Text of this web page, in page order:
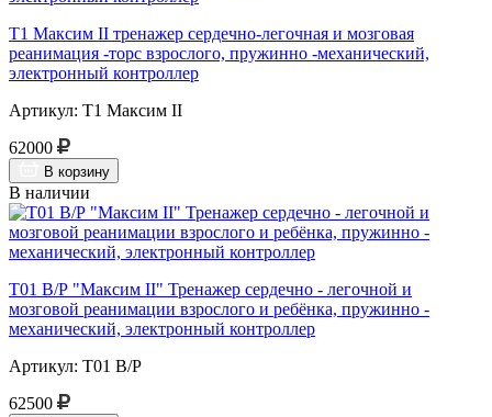
Т1 Максим II тренажер сердечно-легочная и мозговая
реанимация -торс взрослого, пружинно -механический,
электронный контроллер
Артикул: Т1 Максим II
62000
В корзину
В наличии
Т01 В/Р "Максим II" Тренажер сердечно - легочной и
мозговой реанимации взрослого и ребёнка, пружинно -
механический, электронный контроллер
Артикул: Т01 В/Р
62500